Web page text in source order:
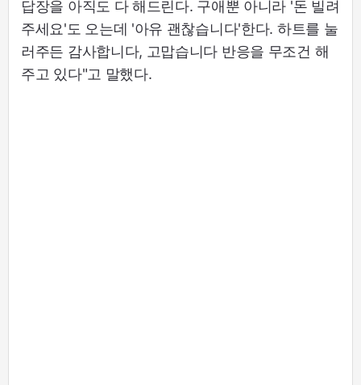
답장을 아직도 다 해드린다. 구애뿐 아니라 '돈 빌려
주세요'도 오는데 '아유 괜찮습니다'한다. 하트를 눌
러주든 감사합니다, 고맙습니다 반응을 무조건 해
주고 있다"고 말했다.